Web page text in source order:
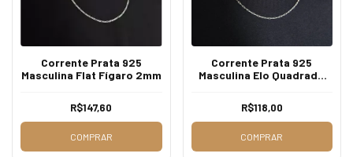
Corrente Prata 925
Masculina Flat Fígaro 2mm
R$147,60
COMPRAR
Corrente Prata 925
Masculina Elo Quadrado
R$118,00
COMPRAR